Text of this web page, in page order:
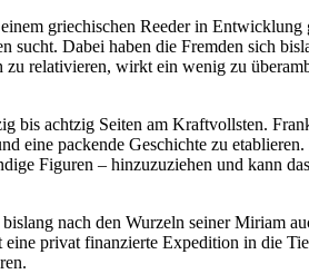
griechischen Reeder in
sucht. Dabei haben die Fremden sich
relativieren, wirkt ein wenig zu
bis achtzig Seiten am Kraftvollsten.
packende Geschichte zu
Figuren – hinzuzuziehen und kann
nach den Wurzeln seiner Miriam
privat finanzierte Expedition in die